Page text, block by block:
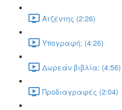
Ατζέντης (2:26)
Υπογραφή; (4:26)
Δωρεάν βιβλία; (4:56)
Προδιαγραφές (2:04)